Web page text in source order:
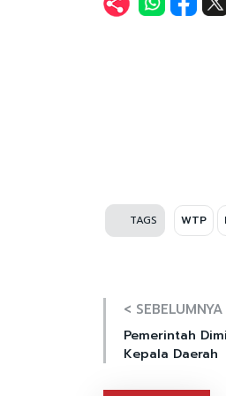
TAGS WTP
< SEBELUMNYA
Pemerintah
Kepala Daerah